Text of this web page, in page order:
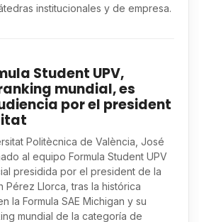
institucionales y de empresa.
Student UPV,
mundial, es
por el president
Politècnica de València, José
al equipo Formula Student UPV
presidida por el president de la
Pérez Llorca, tras la histórica
la Formula SAE Michigan y su
mundial de la categoría de